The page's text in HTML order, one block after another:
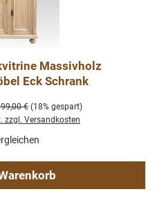
Massivholz
Eck Schrank
Preis:
€ (18% gespart)
zzgl. Versandkosten